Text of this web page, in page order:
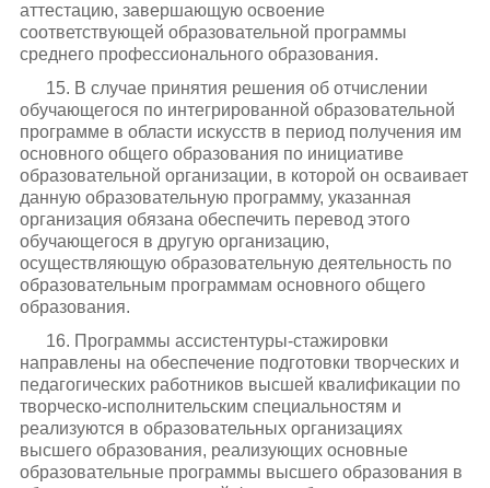
аттестацию, завершающую освоение
соответствующей образовательной программы
среднего профессионального образования.
15. В случае принятия решения об отчислении
обучающегося по интегрированной образовательной
программе в области искусств в период получения им
основного общего образования по инициативе
образовательной организации, в которой он осваивает
данную образовательную программу, указанная
организация обязана обеспечить перевод этого
обучающегося в другую организацию,
осуществляющую образовательную деятельность по
образовательным программам основного общего
образования.
16. Программы ассистентуры-стажировки
направлены на обеспечение подготовки творческих и
педагогических работников высшей квалификации по
творческо-исполнительским специальностям и
реализуются в образовательных организациях
высшего образования, реализующих основные
образовательные программы высшего образования в